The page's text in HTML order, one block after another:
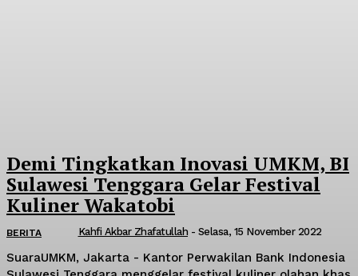
Demi Tingkatkan Inovasi UMKM, BI
Sulawesi Tenggara Gelar Festival
Kuliner Wakatobi
BERITA Kahfi Akbar Zhafatullah - Selasa, 15 November 2022
SuaraUMKM, Jakarta - Kantor Perwakilan Bank Indonesia